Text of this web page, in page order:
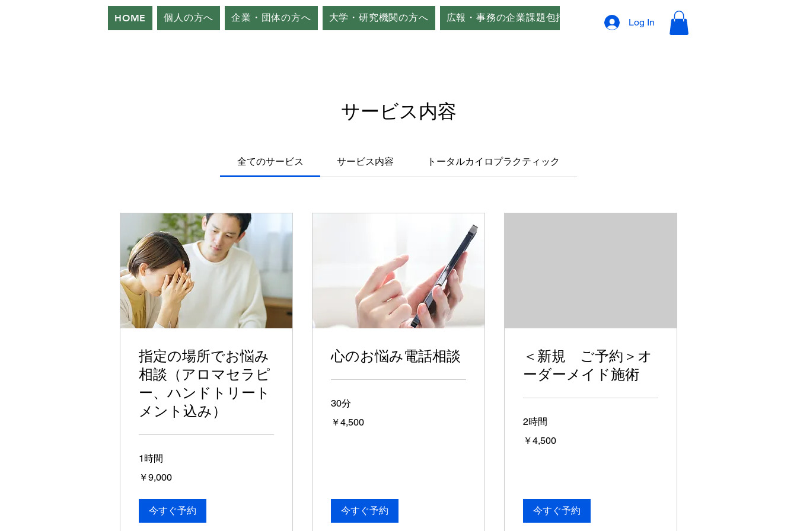
HOME 個人の方へ 企業・団体の方へ 大学・研究機関の方へ 広報・事務の企業課題包括支援 オリジナルブレンド精油 ご相談窓口
Log In
サービス内容
全てのサービス サービス内容 トータルカイロプラクティック
指定の場所でお悩み
相談（アロマセラピ
ー、ハンドトリート
メント込み）
1時間
円
￥9,000
今すぐ予約
心のお悩み電話相談
30分
円
￥4,500
今すぐ予約
＜新規 ご予約＞オ
ーダーメイド施術
2時間
円
￥4,500
今すぐ予約